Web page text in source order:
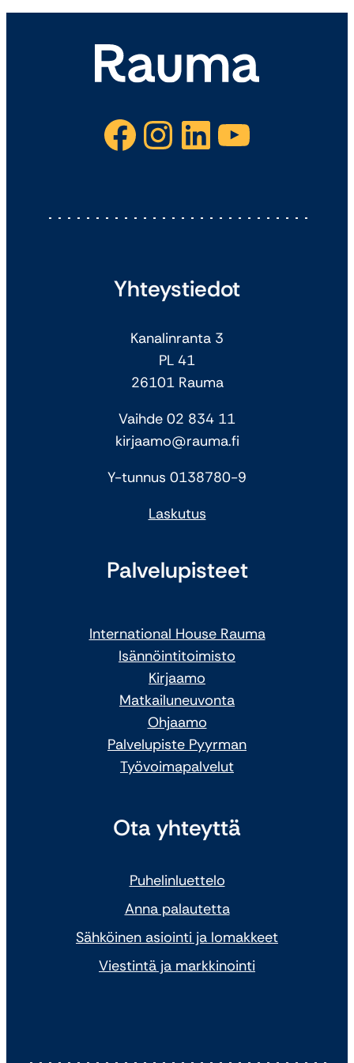
Facebook Instagram LinkedIn YouTube
Yhteystiedot
Kanalinranta 3
PL 41
26101 Rauma
Vaihde 02 834 11
kirjaamo@rauma.fi
Y-tunnus 0138780-9
Laskutus
Palvelupisteet
International House Rauma
Isännöintitoimisto
Kirjaamo
Matkailuneuvonta
Ohjaamo
Palvelupiste Pyyrman
Työvoimapalvelut
Ota yhteyttä
Puhelinluettelo
Anna palautetta
Sähköinen asiointi ja lomakkeet
Viestintä ja markkinointi